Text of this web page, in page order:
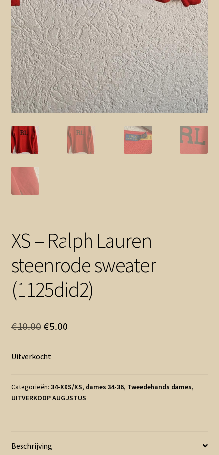
XS – Ralph Lauren
steenrode sweater
(1125did2)
€10.00 Oorspronkelijke
was:
€5.00Huidige
Uitverkocht
Categorieën: 34-XXS/XS, dames 34-36, Tweedehands dames,
UITVERKOOP AUGUSTUS
Beschrijving